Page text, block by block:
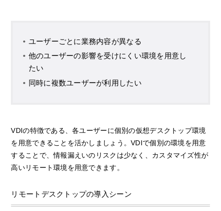
ユーザーごとに業務内容が異なる
他のユーザーの影響を受けにくい環境を用意し
たい
同時に複数ユーザーが利用したい
VDIの特徴である、各ユーザーに個別の仮想デスクトップ環境
を用意できることを活かしましょう。VDIで個別の環境を用意
することで、情報漏えいのリスクは少なく、カスタマイズ性が
高いリモート環境を用意できます。
リモートデスクトップの導入シーン